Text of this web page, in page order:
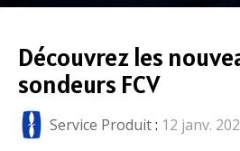
Découvrez les
sondeurs FCV
Service Produit: 12 janv.